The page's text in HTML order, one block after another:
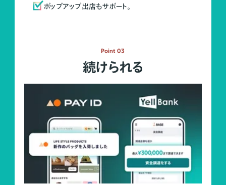
ポップアップ出店もサポート。
Point 03
続けられる